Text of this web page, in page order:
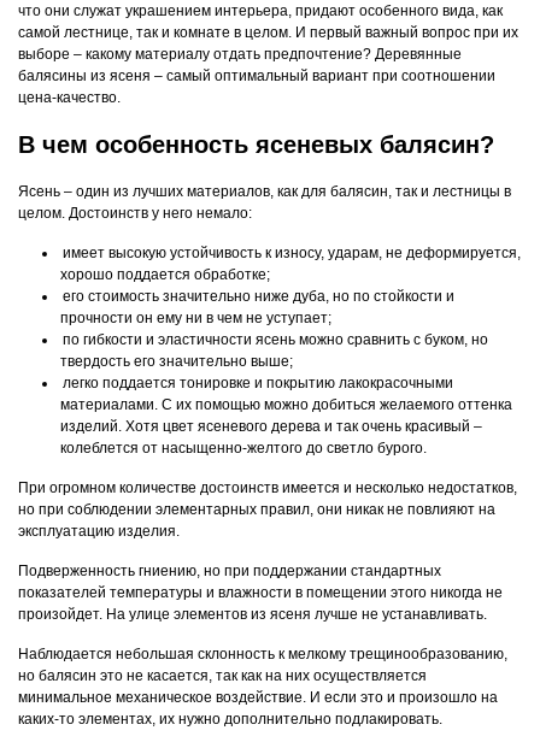
что они служат украшением интерьера, придают особенного вида, как
самой лестнице, так и комнате в целом. И первый важный вопрос при их
выборе – какому материалу отдать предпочтение? Деревянные
балясины из ясеня – самый оптимальный вариант при соотношении
цена-качество.
В чем особенность ясеневых балясин?
Ясень – один из лучших материалов, как для балясин, так и лестницы в
целом. Достоинств у него немало:
имеет высокую устойчивость к износу, ударам, не деформируется,
хорошо поддается обработке;
его стоимость значительно ниже дуба, но по стойкости и
прочности он ему ни в чем не уступает;
по гибкости и эластичности ясень можно сравнить с буком, но
твердость его значительно выше;
легко поддается тонировке и покрытию лакокрасочными
материалами. С их помощью можно добиться желаемого оттенка
изделий. Хотя цвет ясеневого дерева и так очень красивый –
колеблется от насыщенно-желтого до светло бурого.
При огромном количестве достоинств имеется и несколько недостатков,
но при соблюдении элементарных правил, они никак не повлияют на
эксплуатацию изделия.
Подверженность гниению, но при поддержании стандартных
показателей температуры и влажности в помещении этого никогда не
произойдет. На улице элементов из ясеня лучше не устанавливать.
Наблюдается небольшая склонность к мелкому трещинообразованию,
но балясин это не касается, так как на них осуществляется
минимальное механическое воздействие. И если это и произошло на
каких-то элементах, их нужно дополнительно подлакировать.